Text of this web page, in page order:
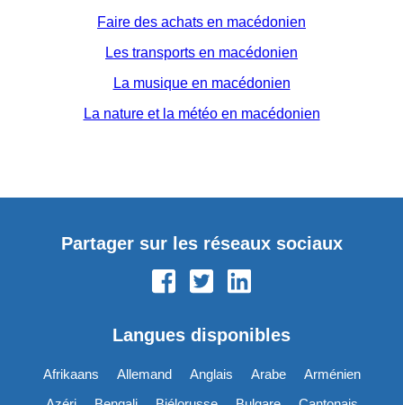
Faire des achats en macédonien
Les transports en macédonien
La musique en macédonien
La nature et la météo en macédonien
Partager sur les réseaux sociaux
Langues disponibles
Afrikaans Allemand Anglais Arabe
Arménien